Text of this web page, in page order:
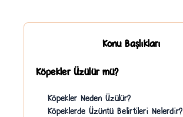
Konu Başlıkları
Köpekler Üzülür mü?
Köpekler Neden Üzülür?
Köpeklerde Üzüntü Belirtileri Nelerdir?